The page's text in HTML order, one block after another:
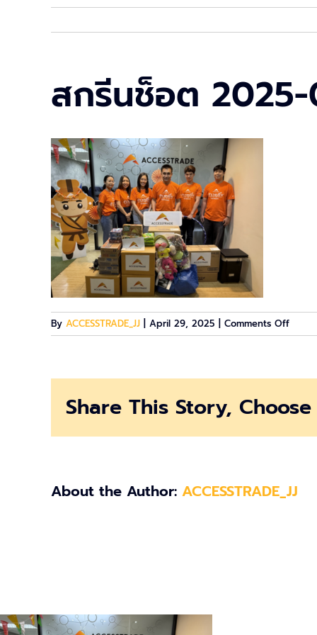
สกรีนช็อต 2025-
By ACCESSTRADE_JJ April 29, 2025 Comments Offon
สก
29
104138
Share This Story,
About the Author: ACCESSTRADE_JJ